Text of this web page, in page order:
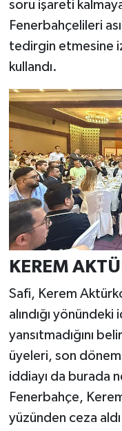
soru işareti
Fenerbahçelileri
tedirgin etmesine
kullandı.
KEREM
Safi, Kerem
alındığı
yansıtmadığını
üyeleri, son
iddiayı da burada
Fenerbahçe,
yüzünden ceza